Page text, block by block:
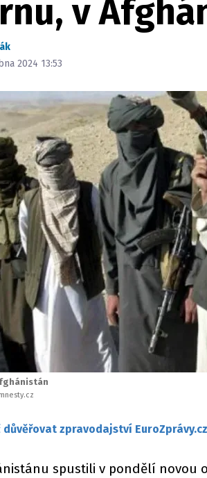
v
2024 13:53
důvěřovat zpravodajství EuroZprávy.cz
spustili v pondělí novou